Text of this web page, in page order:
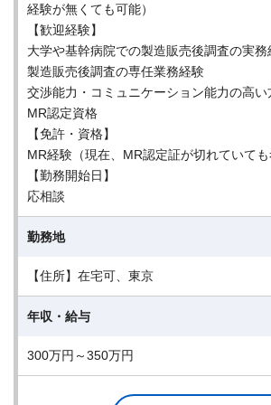
経験が無くても可能）
【歓迎経験】
大学や基幹病院での製造販売後調査の実務
製造販売後調査の専任業務経験
交渉能力・コミュニケーション能力の高い
MR認定資格
【免許・資格】
MR経験（現在、MR認定証が切れていても
【勤務開始日】
応相談
勤務地
【住所】在宅可、東京
年収・給与
300万円～350万円